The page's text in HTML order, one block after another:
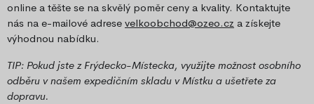
online a těšte se na skvělý poměr ceny a kvality. Kontaktujte
nás na e-mailové adrese velkoobchod@ozeo.cz a získejte
výhodnou nabídku.
TIP: Pokud jste z Frýdecko-Místecka, využijte možnost osobního
odběru v našem expedičním skladu v Místku a ušetřete za
dopravu.